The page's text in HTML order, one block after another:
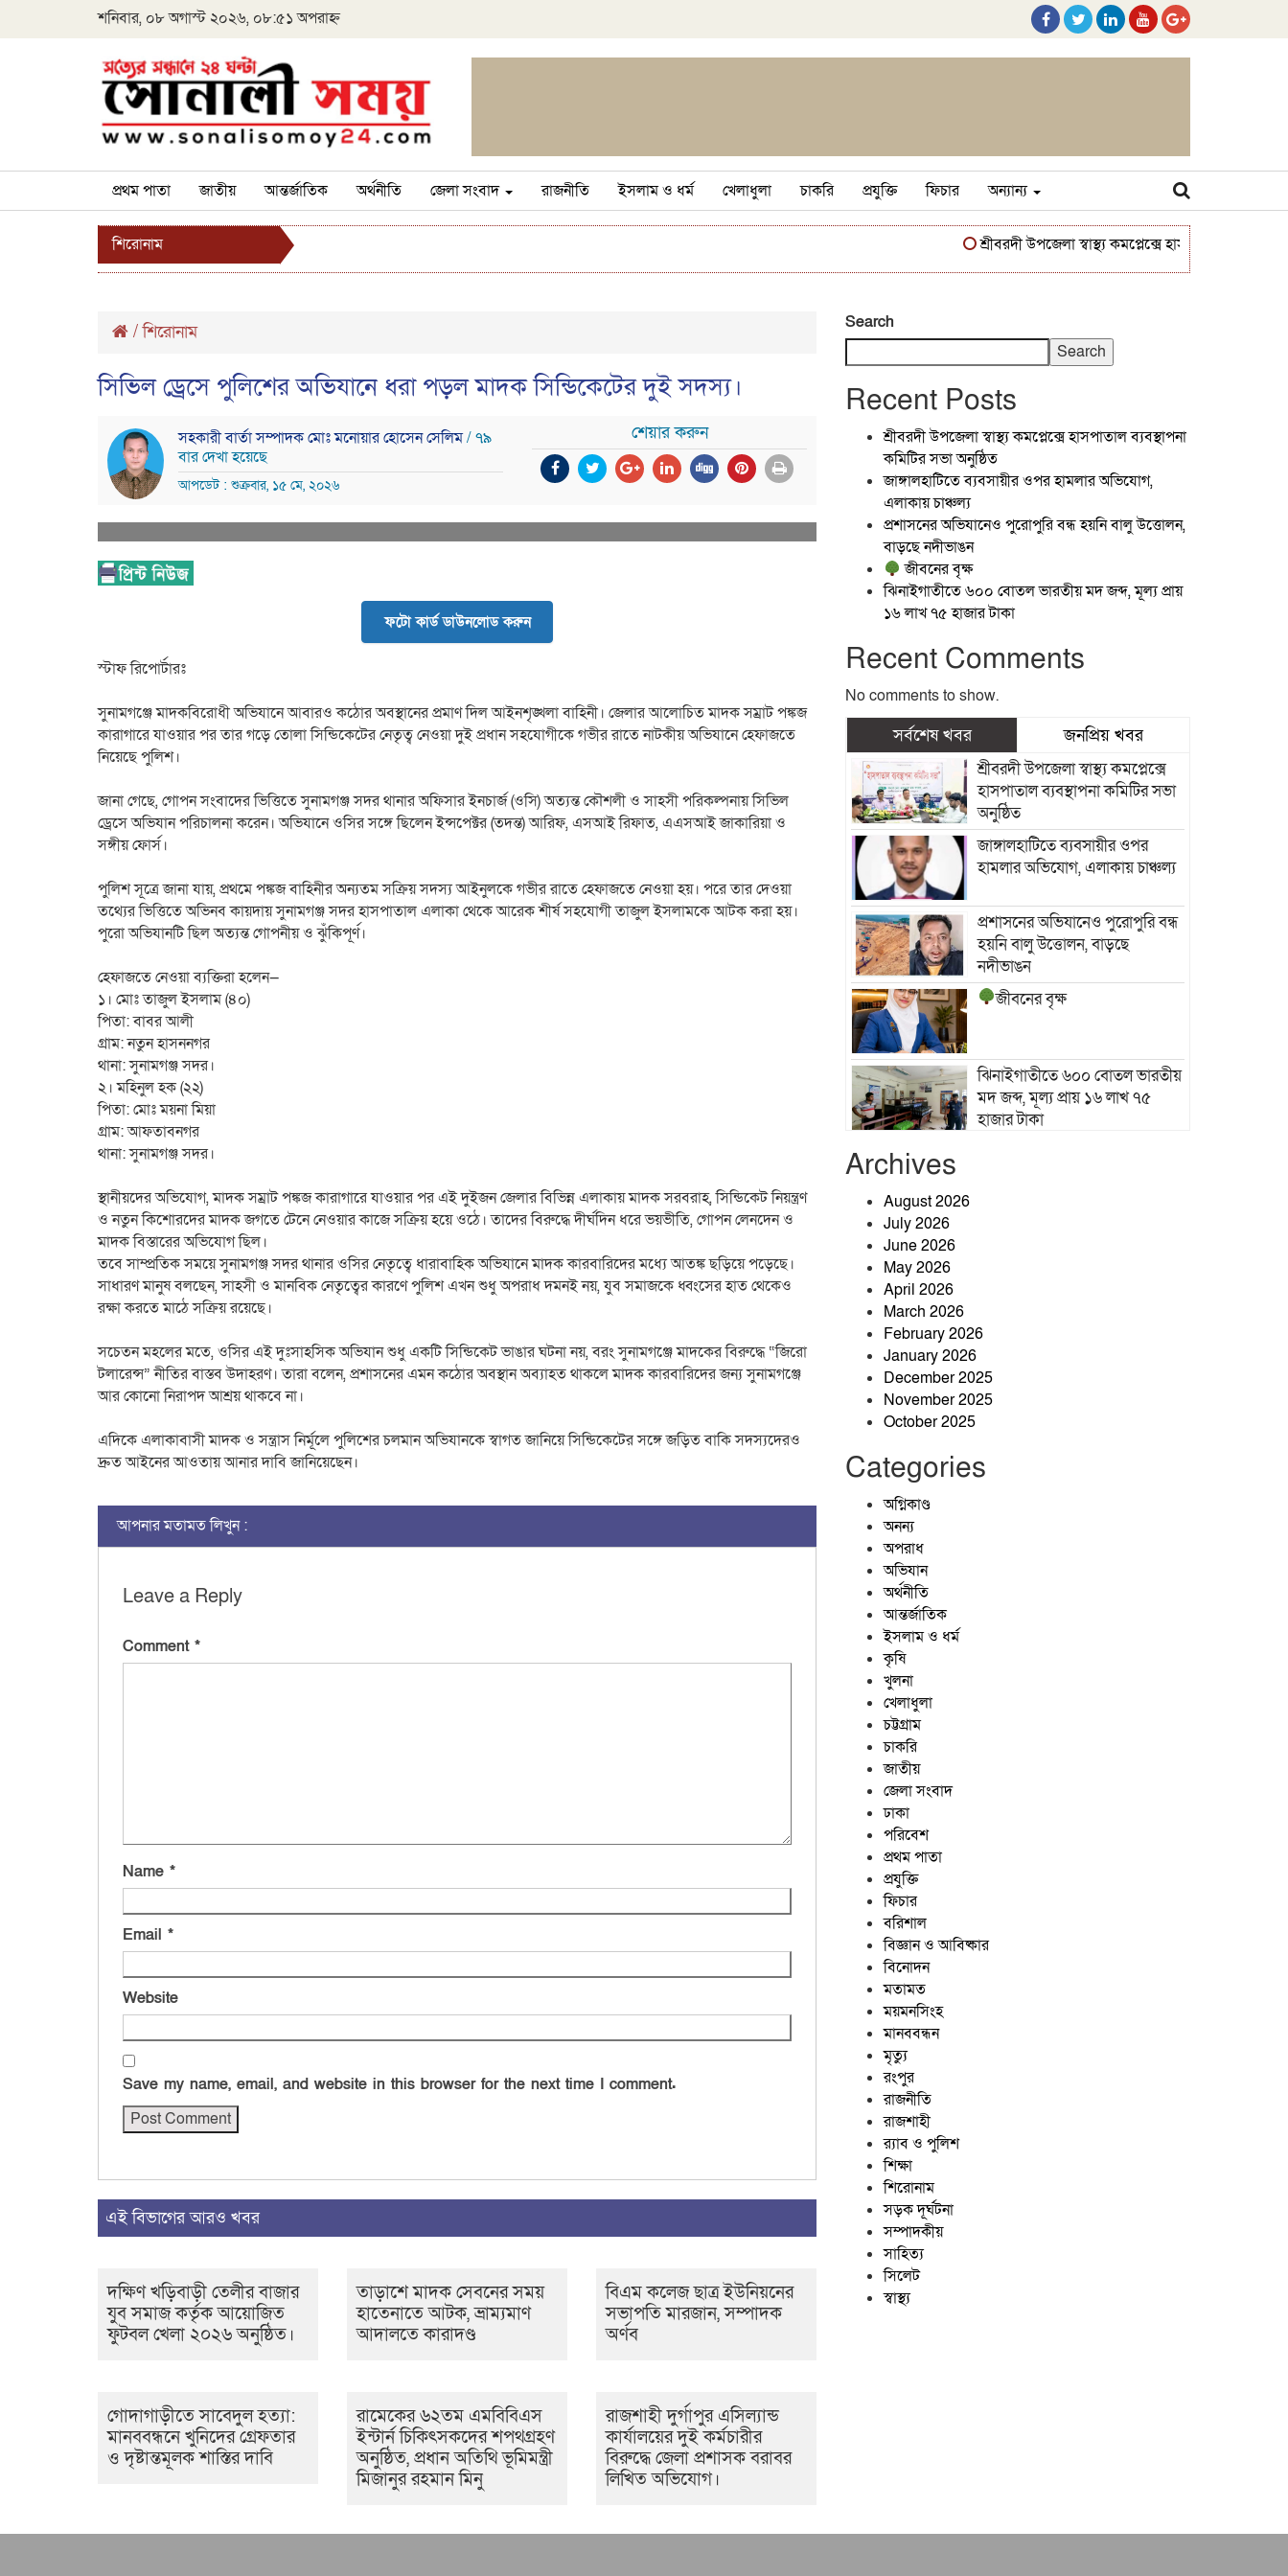
শনিবার, ০৮ অগাস্ট ২০২৬, ০৮:৫১ অপরাহ্ন
প্রথম পাতা জাতীয় আন্তর্জাতিক অর্থনীতি জেলা সংবাদ রাজনীতি ইসলাম ও ধর্ম খেলাধুলা চাকরি প্রযুক্তি ফিচার অন্যান্য
শিরোনাম শ্রীবরদী উপজেলা স্বাস্থ্য কমপ্লেক্সে হাসপাতাল ব্যবস্থাপনা
/শিরোনাম
সিভিল ড্রেসে পুলিশের অভিযানে ধরা পড়ল মাদক সিন্ডিকেটের দুই সদস্য।
সহকারী বার্তা সম্পাদক মোঃ মনোয়ার হোসেন সেলিম/ ৭৯
বার দেখা হয়েছে
আপডেট : শুক্রবার, ১৫ মে, ২০২৬
শেয়ার করুন
ফটো কার্ড ডাউনলোড করুন
স্টাফ রিপোর্টারঃ
সুনামগঞ্জে মাদকবিরোধী অভিযানে আবারও কঠোর অবস্থানের প্রমাণ দিল আইনশৃঙ্খলা বাহিনী। জেলার আলোচিত মাদক সম্রাট পঙ্কজ
কারাগারে যাওয়ার পর তার গড়ে তোলা সিন্ডিকেটের নেতৃত্ব নেওয়া দুই প্রধান সহযোগীকে গভীর রাতে নাটকীয় অভিযানে হেফাজতে
নিয়েছে পুলিশ।
জানা গেছে, গোপন সংবাদের ভিত্তিতে সুনামগঞ্জ সদর থানার অফিসার ইনচার্জ (ওসি) অত্যন্ত কৌশলী ও সাহসী পরিকল্পনায় সিভিল
ড্রেসে অভিযান পরিচালনা করেন। অভিযানে ওসির সঙ্গে ছিলেন ইন্সপেক্টর (তদন্ত) আরিফ, এসআই রিফাত, এএসআই জাকারিয়া ও
সঙ্গীয় ফোর্স।
পুলিশ সূত্রে জানা যায়, প্রথমে পঙ্কজ বাহিনীর অন্যতম সক্রিয় সদস্য আইনুলকে গভীর রাতে হেফাজতে নেওয়া হয়। পরে তার দেওয়া
তথ্যের ভিত্তিতে অভিনব কায়দায় সুনামগঞ্জ সদর হাসপাতাল এলাকা থেকে আরেক শীর্ষ সহযোগী তাজুল ইসলামকে আটক করা হয়।
পুরো অভিযানটি ছিল অত্যন্ত গোপনীয় ও ঝুঁকিপূর্ণ।
হেফাজতে নেওয়া ব্যক্তিরা হলেন—
১। মোঃ তাজুল ইসলাম (৪০)
পিতা: বাবর আলী
গ্রাম: নতুন হাসননগর
থানা: সুনামগঞ্জ সদর।
২। মহিনুল হক (২২)
পিতা: মোঃ ময়না মিয়া
গ্রাম: আফতাবনগর
থানা: সুনামগঞ্জ সদর।
স্থানীয়দের অভিযোগ, মাদক সম্রাট পঙ্কজ কারাগারে যাওয়ার পর এই দুইজন জেলার বিভিন্ন এলাকায় মাদক সরবরাহ, সিন্ডিকেট নিয়ন্ত্রণ
ও নতুন কিশোরদের মাদক জগতে টেনে নেওয়ার কাজে সক্রিয় হয়ে ওঠে। তাদের বিরুদ্ধে দীর্ঘদিন ধরে ভয়ভীতি, গোপন লেনদেন ও
মাদক বিস্তারের অভিযোগ ছিল।
তবে সাম্প্রতিক সময়ে সুনামগঞ্জ সদর থানার ওসির নেতৃত্বে ধারাবাহিক অভিযানে মাদক কারবারিদের মধ্যে আতঙ্ক ছড়িয়ে পড়েছে।
সাধারণ মানুষ বলছেন, সাহসী ও মানবিক নেতৃত্বের কারণে পুলিশ এখন শুধু অপরাধ দমনই নয়, যুব সমাজকে ধ্বংসের হাত থেকেও
রক্ষা করতে মাঠে সক্রিয় রয়েছে।
সচেতন মহলের মতে, ওসির এই দুঃসাহসিক অভিযান শুধু একটি সিন্ডিকেট ভাঙার ঘটনা নয়, বরং সুনামগঞ্জে মাদকের বিরুদ্ধে “জিরো
টলারেন্স” নীতির বাস্তব উদাহরণ। তারা বলেন, প্রশাসনের এমন কঠোর অবস্থান অব্যাহত থাকলে মাদক কারবারিদের জন্য সুনামগঞ্জে
আর কোনো নিরাপদ আশ্রয় থাকবে না।
এদিকে এলাকাবাসী মাদক ও সন্ত্রাস নির্মূলে পুলিশের চলমান অভিযানকে স্বাগত জানিয়ে সিন্ডিকেটের সঙ্গে জড়িত বাকি সদস্যদেরও
দ্রুত আইনের আওতায় আনার দাবি জানিয়েছেন।
আপনার মতামত লিখুন :
Leave a Reply
Comment *
Name *
Email *
Website
Save my name, email, and website in this browser for the next time I comment.
এই বিভাগের আরও খবর
দক্ষিণ খড়িবাড়ী তেলীর বাজার
যুব সমাজ কর্তৃক আয়োজিত
ফুটবল খেলা ২০২৬ অনুষ্ঠিত।
তাড়াশে মাদক সেবনের সময়
হাতেনাতে আটক, ভ্রাম্যমাণ
আদালতে কারাদণ্ড
বিএম কলেজ ছাত্র ইউনিয়নের
সভাপতি মারজান, সম্পাদক
অর্ণব
গোদাগাড়ীতে সাবেদুল হত্যা:
মানববন্ধনে খুনিদের গ্রেফতার
ও দৃষ্টান্তমূলক শাস্তির দাবি
রামেকের ৬২তম এমবিবিএস
ইন্টার্ন চিকিৎসকদের শপথগ্রহণ
অনুষ্ঠিত, প্রধান অতিথি ভূমিমন্ত্রী
মিজানুর রহমান মিনু
রাজশাহী দুর্গাপুর এসিল্যান্ড
কার্যালয়ের দুই কর্মচারীর
বিরুদ্ধে জেলা প্রশাসক বরাবর
লিখিত অভিযোগ।
Search
Search
Recent Posts
শ্রীবরদী উপজেলা স্বাস্থ্য কমপ্লেক্সে হাসপাতাল ব্যবস্থাপনা
কমিটির সভা অনুষ্ঠিত
জাঙ্গালহাটিতে ব্যবসায়ীর ওপর হামলার অভিযোগ,
এলাকায় চাঞ্চল্য
প্রশাসনের অভিযানেও পুরোপুরি বন্ধ হয়নি বালু উত্তোলন,
বাড়ছে নদীভাঙন
জীবনের বৃক্ষ
ঝিনাইগাতীতে ৬০০ বোতল ভারতীয় মদ জব্দ, মূল্য প্রায়
১৬ লাখ ৭৫ হাজার টাকা
Recent Comments
No comments to show.
সর্বশেষ খবর জনপ্রিয় খবর
শ্রীবরদী উপজেলা স্বাস্থ্য কমপ্লেক্সে
হাসপাতাল ব্যবস্থাপনা কমিটির সভা
অনুষ্ঠিত
জাঙ্গালহাটিতে ব্যবসায়ীর ওপর
হামলার অভিযোগ, এলাকায় চাঞ্চল্য
প্রশাসনের অভিযানেও পুরোপুরি বন্ধ
হয়নি বালু উত্তোলন, বাড়ছে
নদীভাঙন
জীবনের বৃক্ষ
ঝিনাইগাতীতে ৬০০ বোতল ভারতীয়
মদ জব্দ, মূল্য প্রায় ১৬ লাখ ৭৫
হাজার টাকা
৪৭তম বিসিএসে পুলিশ ক্যাডারে
সুপারিশপ্রাপ্ত এইচ এম সাকোয়াফ
প্রায় ৩ যুগেও পাকা হয়নি উত্তর
দাড়িয়ারপাড়ের প্রধান সড়ক,
Archives
August 2026
July 2026
June 2026
May 2026
April 2026
March 2026
February 2026
January 2026
December 2025
November 2025
October 2025
Categories
অগ্নিকাণ্ড
অনন্য
অপরাধ
অভিযান
অর্থনীতি
আন্তর্জাতিক
ইসলাম ও ধর্ম
কৃষি
খুলনা
খেলাধুলা
চট্টগ্রাম
চাকরি
জাতীয়
জেলা সংবাদ
ঢাকা
পরিবেশ
প্রথম পাতা
প্রযুক্তি
ফিচার
বরিশাল
বিজ্ঞান ও আবিষ্কার
বিনোদন
মতামত
ময়মনসিংহ
মানববন্ধন
মৃত্যু
রংপুর
রাজনীতি
রাজশাহী
র‍্যাব ও পুলিশ
শিক্ষা
শিরোনাম
সড়ক দূর্ঘটনা
সম্পাদকীয়
সাহিত্য
সিলেট
স্বাস্থ্য